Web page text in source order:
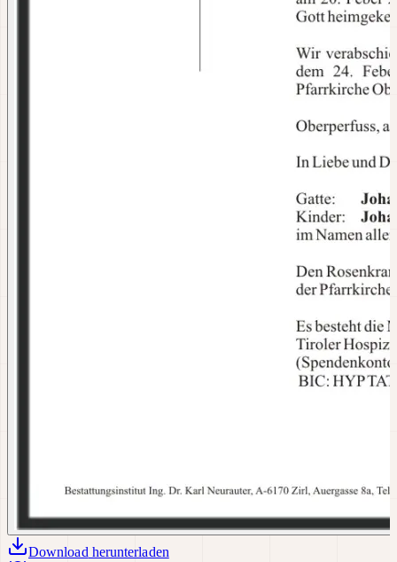
Download herunterladen